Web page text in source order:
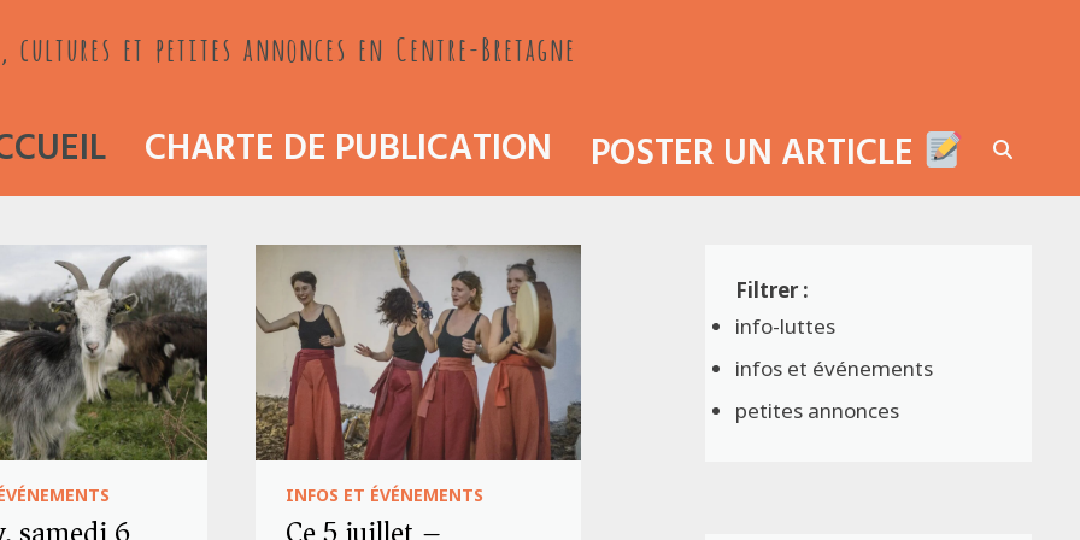
et petites annonces en Centre-Bretagne
CHARTE DE PUBLICATION POSTER UN ARTICLE
INFOS ET ÉVÉNEMENTS
info-luttes
infos et événements
petites annonces